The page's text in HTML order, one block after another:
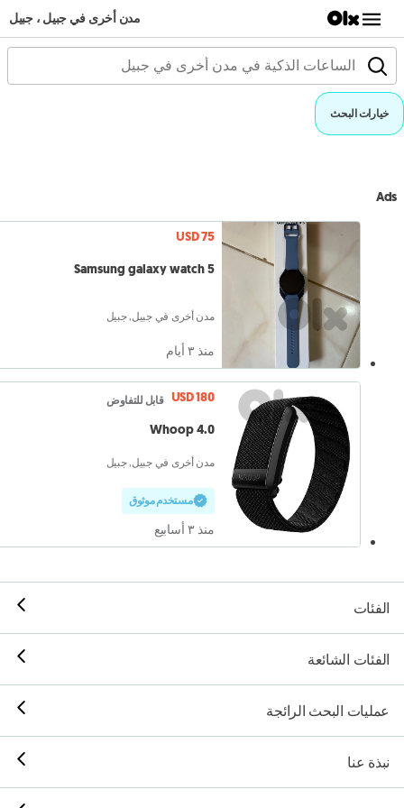
مدن أخرى في جبيل ، جبيل
خيارات البحث
Ads
USD 75
Samsung galaxy watch 5
مدن أخرى في جبيل, جبيل
منذ ٣ أيام
USD 180 قابل للتفاوض
Whoop 4.0
مدن أخرى في جبيل, جبيل
مستخدم موثوق
منذ ٣ أسابيع
الفئات
الفئات الشائعة
عمليات البحث الرائجة
نبذة عنا